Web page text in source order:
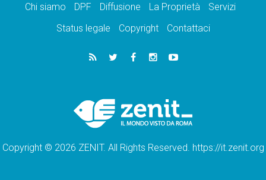
Chi siamo DPF Diffusione La Proprietà
Servizi
Status legale
Copyright Contattaci
Copyright © 2026 ZENIT. All Rights Reserved. https://it.zenit.org